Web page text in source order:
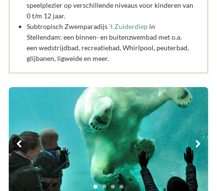
speelplezier op verschillende niveaus voor kinderen van
0 t/m 12 jaar.
Subtropisch Zwemparadijs’t Zuiderdiep in
Stellendam: een binnen- en buitenzwembad met o.a.
een wedstrijdbad, recreatiebad, Whirlpool, peuterbad,
glijbanen, ligweide en meer.